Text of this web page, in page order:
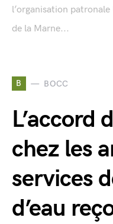
l’organisation
de la Marne...
B BOCC
L’accord
chez les
services
d’eau